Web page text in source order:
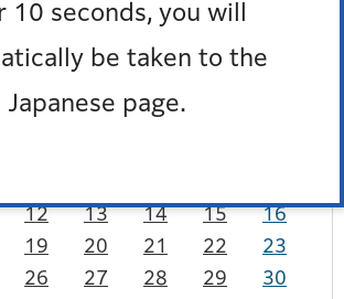
10 seconds, you will
be taken to the
Japanese page.
2026年 5月
火 水 木
12 13 14 15
16
19 20 21 22
23
26 27 28 29
30